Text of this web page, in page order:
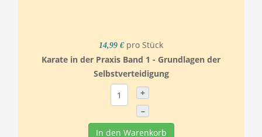
14,99 € pro Stück
Karate in der Praxis Band 1 - Grundlagen der
Selbstverteidigung
+
–
In den Warenkorb